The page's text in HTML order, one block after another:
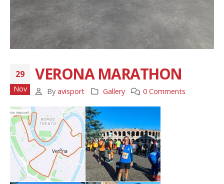
29
Nov
VERONA MARATHON
By avisport Gallery 0 Comments